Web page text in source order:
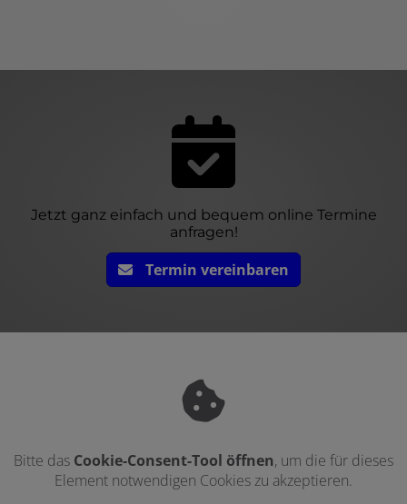
Jetzt ganz einfach und bequem online Termine
anfragen!
Termin vereinbaren
Bitte das Cookie-Consent-Tool öffnen, um die für dieses
Element notwendigen Cookies zu akzeptieren.